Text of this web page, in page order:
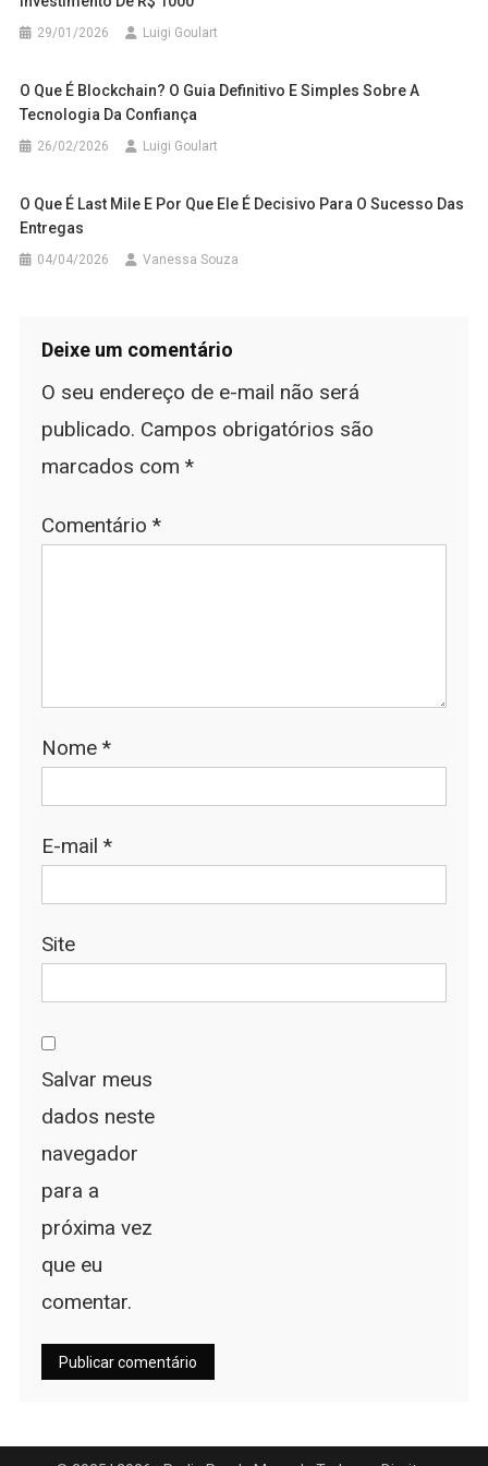
29/01/2026 Luigi Goulart
O Que É Blockchain? O Guia Definitivo E Simples Sobre A
Tecnologia Da Confiança
26/02/2026 Luigi Goulart
O Que É Last Mile E Por Que Ele É Decisivo Para O Sucesso Das
Entregas
04/04/2026 Vanessa Souza
Deixe um comentário
O seu endereço de e-mail não será
publicado. Campos obrigatórios são
marcados com *
Comentário *
Nome *
E-mail *
Site
Salvar meus
dados neste
navegador
para a
próxima vez
que eu
comentar.